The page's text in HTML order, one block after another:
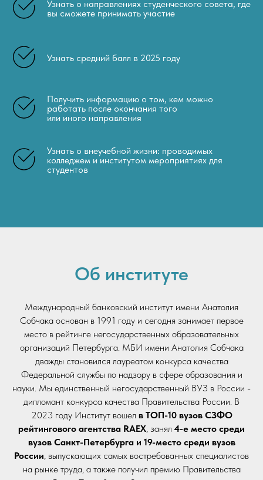
Узнать о направлениях студенческого совета, где
вы сможете принимать участие
Узнать средний балл в 2025 году
Получить информацию о том, кем можно
работать после окончания того
или иного направления
Узнать о внеучебной жизни: проводимых
колледжем и институтом мероприятиях для
студентов
Об институте
Международный банковский институт имени Анатолия
Собчака основан в 1991 году и сегодня занимает первое
место в рейтинге негосударственных образовательных
организаций Петербурга. МБИ имени Анатолия Собчака
дважды становился лауреатом конкурса качества
Федеральной службы по надзору в сфере образования и
науки. Мы единственный негосударственный ВУЗ в России -
дипломант конкурса качества Правительства России. В
2023 году Институт вошел в ТОП-10 вузов СЗФО
рейтингового агентства RAEX, занял 4-е место среди
вузов Санкт-Петербурга и 19-место среди вузов
России, выпускающих самых востребованных специалистов
на рынке труда, а также получил премию Правительства